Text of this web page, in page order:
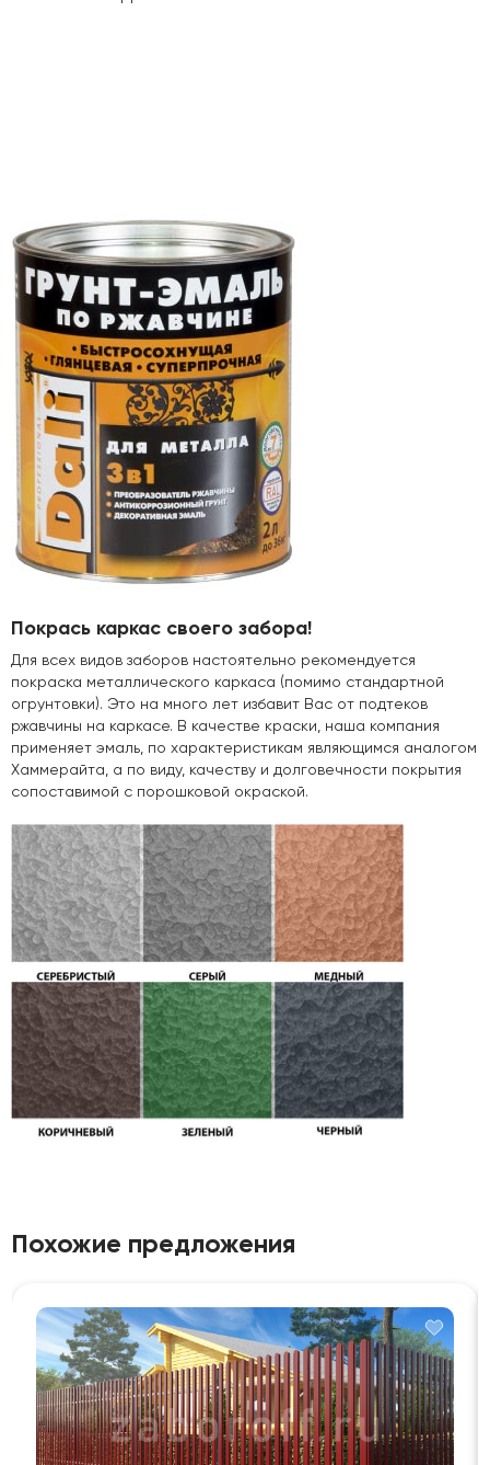
Покрась каркас своего забора!
Для всех видов заборов настоятельно рекомендуется
покраска металлического каркаса (помимо стандартной
огрунтовки). Это на много лет избавит Вас от подтеков
ржавчины на каркасе. В качестве краски, наша компания
применяет эмаль, по характеристикам являющимся аналогом
Хаммерайта, а по виду, качеству и долговечности покрытия
сопоставимой с порошковой окраской.
Похожие предложения